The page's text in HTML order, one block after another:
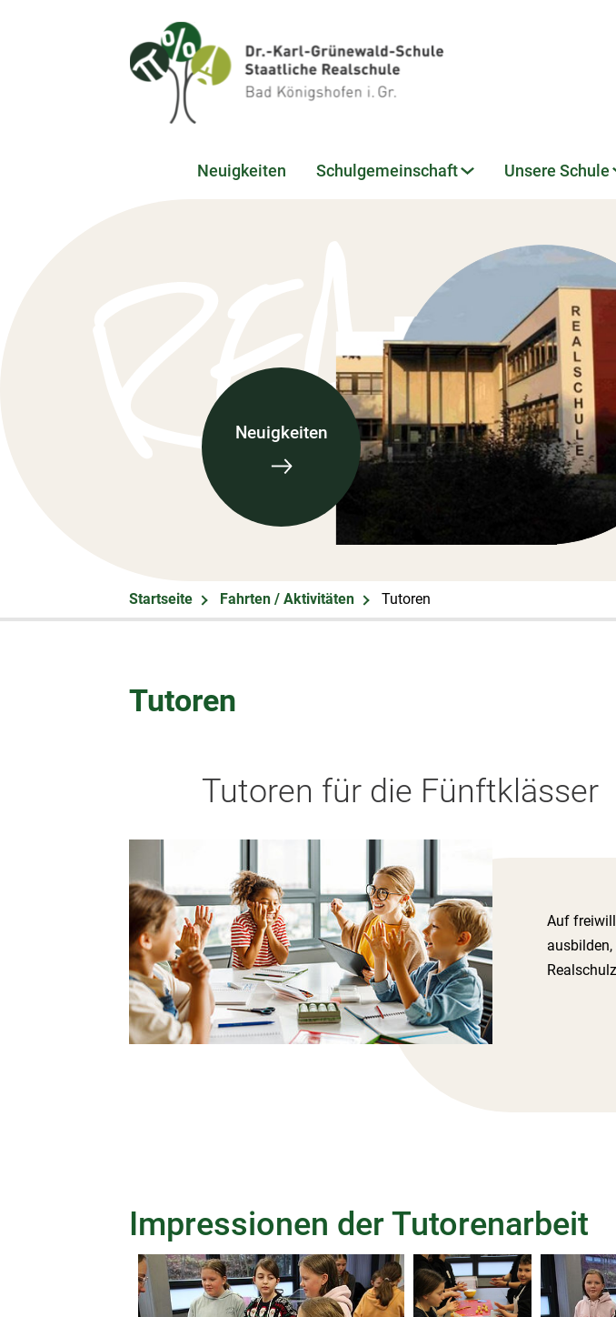
Neuigkeiten Schulgemeinschaft Unsere Schule
Neuigkeiten
Startseite Fahrten / Aktivitäten Tutoren
Tutoren
Tutoren für die Fünftklässer
Auf
Impressionen der Tutorenarbeit